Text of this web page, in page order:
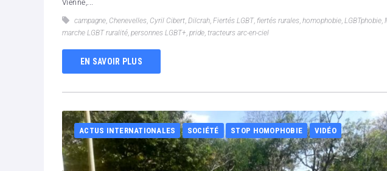
Vienne,...
campagne, Chenevelles, Cyril Cibert, Dilcrah, Fiertés LGBT, fiertés rurales, homophobie, LGBTphobie,
marche LGBT ruralité, personnes LGBT+, pride, tracteurs arc-en-ciel
EN SAVOIR PLUS
ACTUS INTERNATIONALES SOCIÉTÉ STOP HOMOPHOBIE VIDÉO